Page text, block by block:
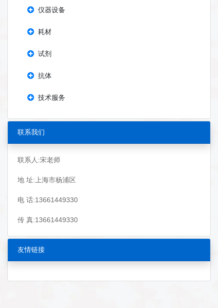
仪器设备
耗材
试剂
抗体
技术服务
联系我们
联系人:宋老师
地 址:上海市杨浦区
电 话:13661449330
传 真:13661449330
友情链接